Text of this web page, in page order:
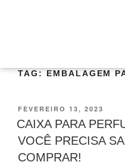
TAG: EMBALAGEM
FEVEREIRO 13, 2023
CAIXA PARA
VOCÊ PRECISA
COMPRAR!